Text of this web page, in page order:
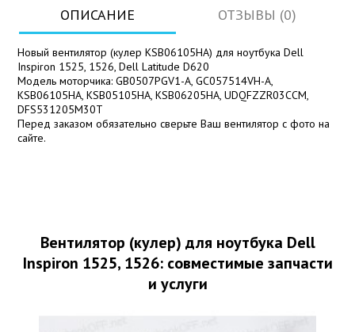
ОПИСАНИЕ ОТЗЫВЫ (0)
Новый вентилятор (кулер KSB06105HA) для ноутбука Dell
Inspiron 1525, 1526, Dell Latitude D620
Модель моторчика: GB0507PGV1-A, GC057514VH-A,
KSB06105HA, KSB05105HA, KSB06205HA, UDQFZZR03CCM,
DFS531205M30T
Перед заказом обязательно сверьте Ваш вентилятор с фото на
сайте.
Вентилятор (кулер) для ноутбука Dell
Inspiron 1525, 1526: совместимые запчасти
и услуги